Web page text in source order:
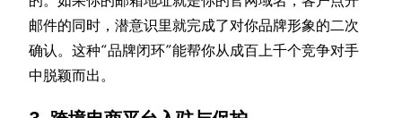
邮件的同时，潜意识里就完成了对你品牌形象的二次
确认。这种“品牌闭环”能帮你从成百上千个竞争对手
中脱颖而出。